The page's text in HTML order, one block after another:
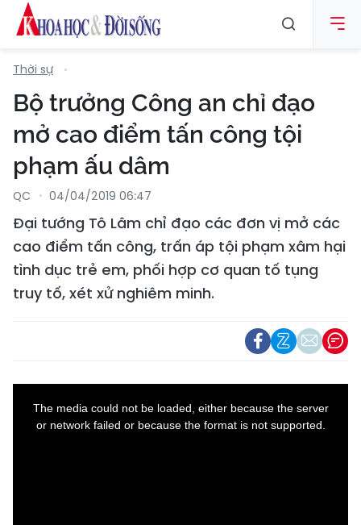
Thời sự
Bộ trưởng Công an chỉ đạo
mở cao điểm tấn công tội
phạm ấu dâm
QC 04/04/2019 06:47
Đại tướng Tô Lâm chỉ đạo các đơn vị mở các
cao điểm tấn công, trấn áp tội phạm xâm hại
tình dục trẻ em, phối hợp cơ quan tố tụng
truy tố, xét xử nghiêm minh.
The media could not be loaded, either because the server
or network failed or because the format is not supported.